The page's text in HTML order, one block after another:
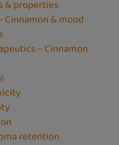
& properties
Cinnamon & mood
– Cinnamon
retention